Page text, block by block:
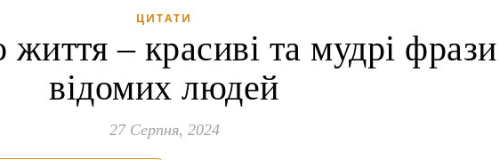
ЦИТАТИ
– красиві та мудрі фрази
відомих людей
27 Серпня, 2024